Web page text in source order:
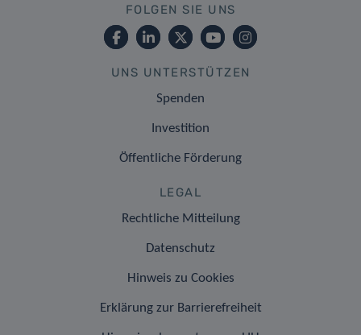
FOLGEN SIE UNS
UNS UNTERSTÜTZEN
Spenden
Investition
Öffentliche Förderung
LEGAL
Rechtliche Mitteilung
Datenschutz
Hinweis zu Cookies
Erklärung zur Barrierefreiheit